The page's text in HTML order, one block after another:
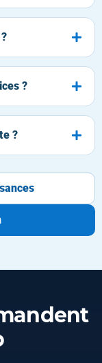
?
?